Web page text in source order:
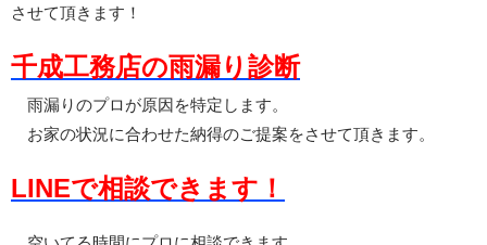
させて頂きます！
千成工務店の雨漏り診断
雨漏りのプロが原因を特定します。
お家の状況に合わせた納得のご提案をさせて頂きます。
LINEで相談できます！